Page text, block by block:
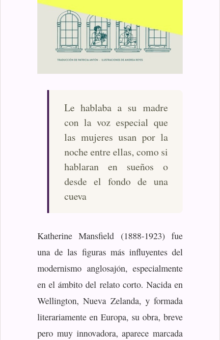
Le hablaba a su madre
con la voz especial que
las mujeres usan por la
noche entre ellas, como si
hablaran en sueños o
desde el fondo de una
cueva
Katherine Mansfield (1888-1923) fue
una de las figuras más influyentes del
modernismo anglosajón, especialmente
en el ámbito del relato corto. Nacida en
Wellington, Nueva Zelanda, y formada
literariamente en Europa, su obra, breve
pero muy innovadora, aparece marcada